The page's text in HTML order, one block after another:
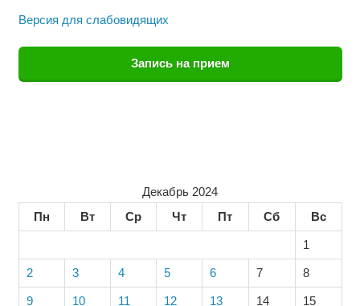
Версия для слабовидящих
Запись на прием
Декабрь 2024
Пн
Вт Ср Чт Пт Сб Вс
1
2 3 4 5 6 7 8
9 10 11 12 13 14 15